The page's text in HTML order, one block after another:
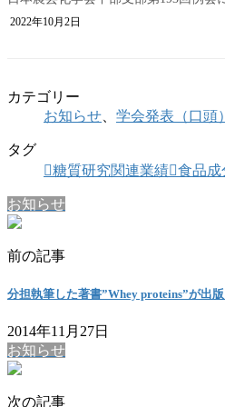
2022年10月2日
カテゴリー
お知らせ
学会発表（口頭）
タグ
糖質研究関連業績 食品成
お知らせ
前の記事
分担執筆した著書”Whey proteins”が出
2014年11月27日
お知らせ
次の記事